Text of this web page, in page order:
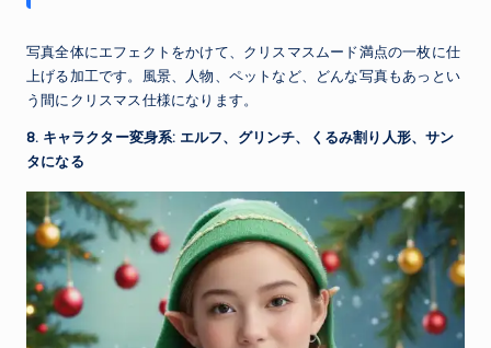
写真全体にエフェクトをかけて、クリスマスムード満点の一枚に仕
上げる加工です。風景、人物、ペットなど、どんな写真もあっとい
う間にクリスマス仕様になります。
8. キャラクター変身系: エルフ、グリンチ、くるみ割り人形、サン
タになる